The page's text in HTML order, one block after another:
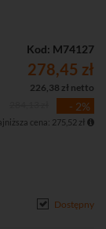
przez wspólny
Kod: M74127
278,45 zł
226,38 zł netto
- 2%
cena: 275,52 zł
Dostępny